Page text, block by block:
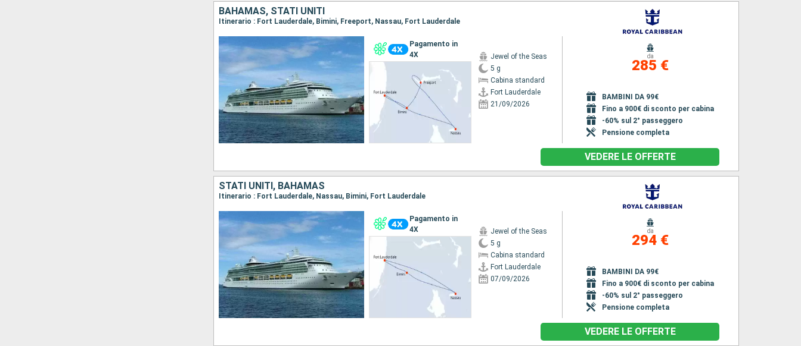
BAHAMAS, STATI UNITI
Itinerario : Fort Lauderdale, Bimini, Freeport, Nassau, Fort Lauderdale
Pagamento in
4X
Jewel of the Seas
5 g
Cabina standard
Fort Lauderdale
21/09/2026
da
285 €
BAMBINI DA 99€
Fino a 900€ di sconto per cabina
-60% sul 2° passeggero
Pensione completa
VEDERE LE OFFERTE
STATI UNITI, BAHAMAS
Itinerario : Fort Lauderdale, Nassau, Bimini, Fort Lauderdale
Pagamento in
4X
Jewel of the Seas
5 g
Cabina standard
Fort Lauderdale
07/09/2026
da
294 €
BAMBINI DA 99€
Fino a 900€ di sconto per cabina
-60% sul 2° passeggero
Pensione completa
VEDERE LE OFFERTE